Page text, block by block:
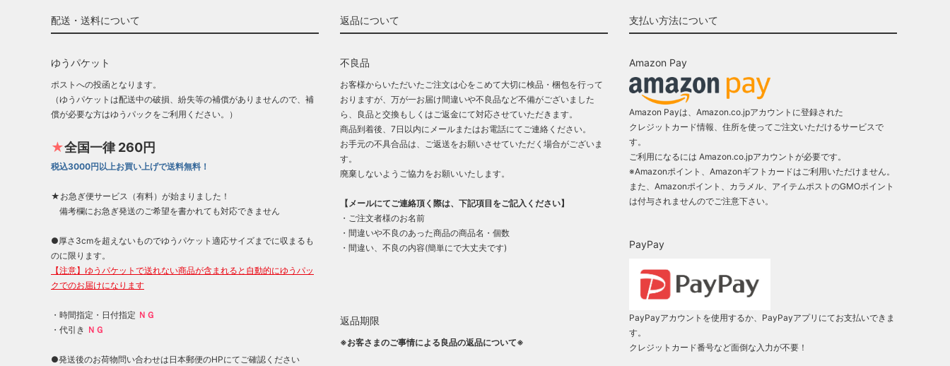
配送・送料について
ゆうパケット
ポストへの投函となります。
（ゆうパケットは配送中の破損、紛失等の補償がありませんので、補
償が必要な方はゆうパックをご利用ください。）
★全国一律 260円
税込3000円以上お買い上げで送料無料！
★お急ぎ便サービス（有料）が始まりました！
備考欄にお急ぎ発送のご希望を書かれても対応できません
●厚さ3cmを超えないものでゆうパケット適応サイズまでに収まるも
のに限ります。
【注意】ゆうパケットで送れない商品が含まれると自動的にゆうパッ
クでのお届けになります
・時間指定・日付指定 ＮＧ
・代引き ＮＧ
●発送後のお荷物問い合わせは日本郵便のHPにてご確認ください
返品について
不良品
お客様からいただいたご注文は心をこめて大切に検品・梱包を行って
おりますが、万が一お届け間違いや不良品など不備がございました
ら、良品と交換もしくはご返金にて対応させていただきます。
商品到着後、7日以内にメールまたはお電話にてご連絡ください。
お手元の不具合品は、ご返送をお願いさせていただく場合がございま
す。
廃棄しないようご協力をお願いいたします。
【メールにてご連絡頂く際は、下記項目をご記入ください】
・ご注文者様のお名前
・間違いや不良のあった商品の商品名・個数
・間違い、不良の内容(簡単にで大丈夫です)
返品期限
※お客さまのご事情による良品の返品について※
支払い方法について
Amazon Pay
Amazon Payは、Amazon.co.jpアカウントに登録された
クレジットカード情報、住所を使ってご注文いただけるサービスで
す。
ご利用になるには Amazon.co.jpアカウントが必要です。
※Amazonポイント、Amazonギフトカードはご利用いただけません。
また、Amazonポイント、カラメル、アイテムポストのGMOポイント
は付与されませんのでご注意下さい。
PayPay
PayPayアカウントを使用するか、PayPayアプリにてお支払いできま
す。
クレジットカード番号など面倒な入力が不要！